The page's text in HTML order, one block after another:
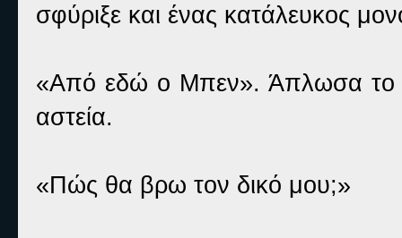
σφύριξε και ένας κατάλευκος
«Από εδώ ο Μπεν». Άπλωσα το
αστεία.
«Πώς θα βρω τον δικό μου;»